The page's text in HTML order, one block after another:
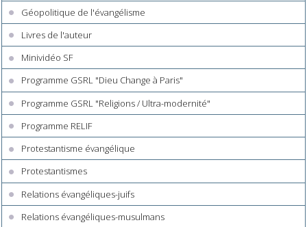
Géopolitique de l'évangélisme
Livres de l'auteur
Minividéo SF
Programme GSRL "Dieu Change à Paris"
Programme GSRL "Religions / Ultra-modernité"
Programme RELIF
Protestantisme évangélique
Protestantismes
Relations évangéliques-juifs
Relations évangéliques-musulmans